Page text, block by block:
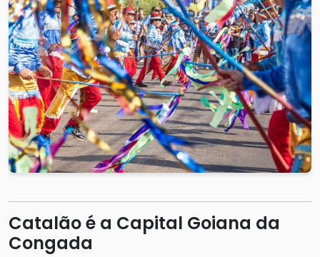
Catalão é a Capital Goiana da
Congada